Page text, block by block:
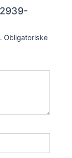
Obligatoriske